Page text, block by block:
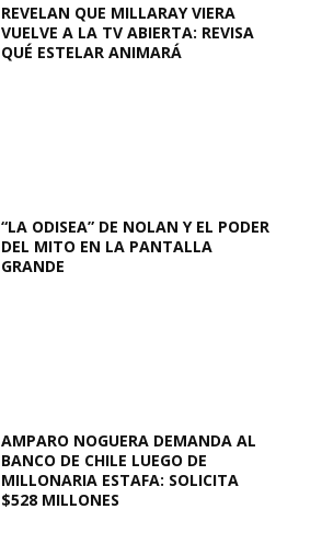
REVELAN QUE MILLARAY VIERA
VUELVE A LA TV ABIERTA: REVISA
QUÉ ESTELAR ANIMARÁ
“LA ODISEA” DE NOLAN Y EL PODER
DEL MITO EN LA PANTALLA
GRANDE
AMPARO NOGUERA DEMANDA AL
BANCO DE CHILE LUEGO DE
MILLONARIA ESTAFA: SOLICITA
$528 MILLONES